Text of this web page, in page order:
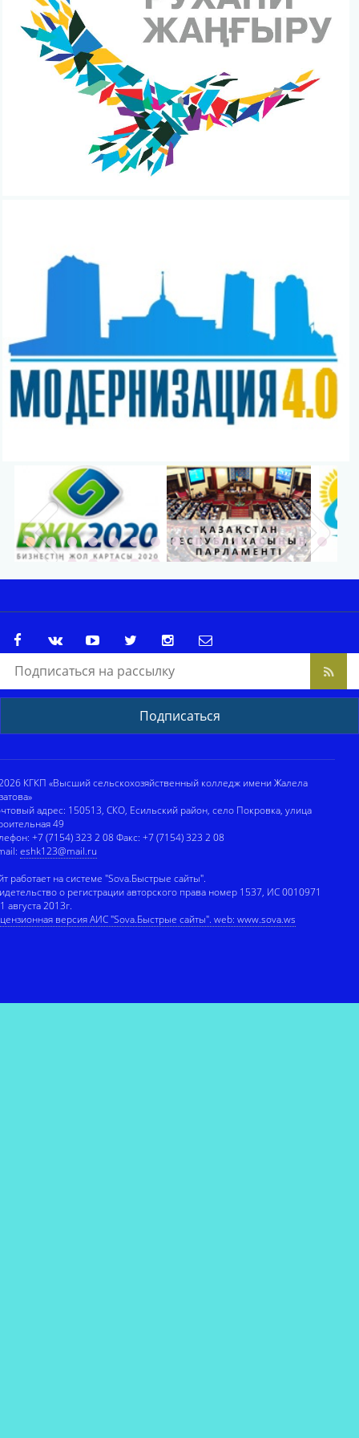
КГКП «Высший сельскохозяйственный колледж имени Жалела
адрес: 150513, СКО, Есильский район, село Покровка, улица
49
+7 (7154) 323 2 08 Факс: +7 (7154) 323 2 08
eshk123@mail.ru
работает на системе "Sova.Быстрые сайты".
о регистрации авторского права номер 1537, ИС 0010971
августа 2013г.
версия АИС "Sova.Быстрые сайты". web: www.sova.ws